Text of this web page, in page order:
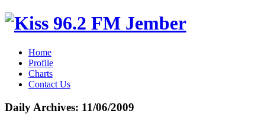
Home
Profile
Charts
Contact Us
Daily Archives: 11/06/2009